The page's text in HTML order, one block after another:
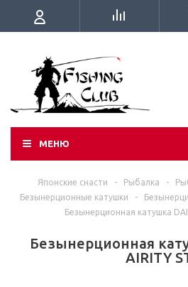
МЕНЮ
Японские снасти - Рыбалка -
Безынерционные катушки
-
Безынерционная катушка
Безынерционная
AIRITY